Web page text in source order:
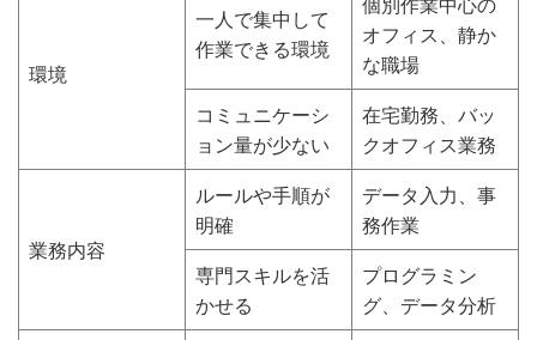
環境
一人で集中して
作業できる環境
オフィス、静か
な職場
コミュニケーシ
ョン量が少ない
在宅勤務、バッ
クオフィス業務
業務内容
ルールや手順が
明確
データ入力、事
務作業
専門スキルを活
かせる
プログラミン
グ、データ分析